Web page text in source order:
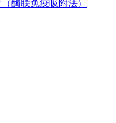
酶联免疫吸附法）